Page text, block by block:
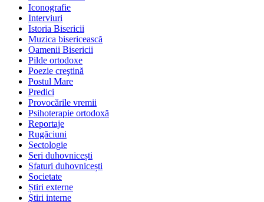
Iconografie
Interviuri
Istoria Bisericii
Muzica bisericească
Oamenii Bisericii
Pilde ortodoxe
Poezie creştină
Postul Mare
Predici
Provocările vremii
Psihoterapie ortodoxă
Reportaje
Rugăciuni
Sectologie
Seri duhovnicești
Sfaturi duhovnicești
Societate
Știri externe
Ştiri interne